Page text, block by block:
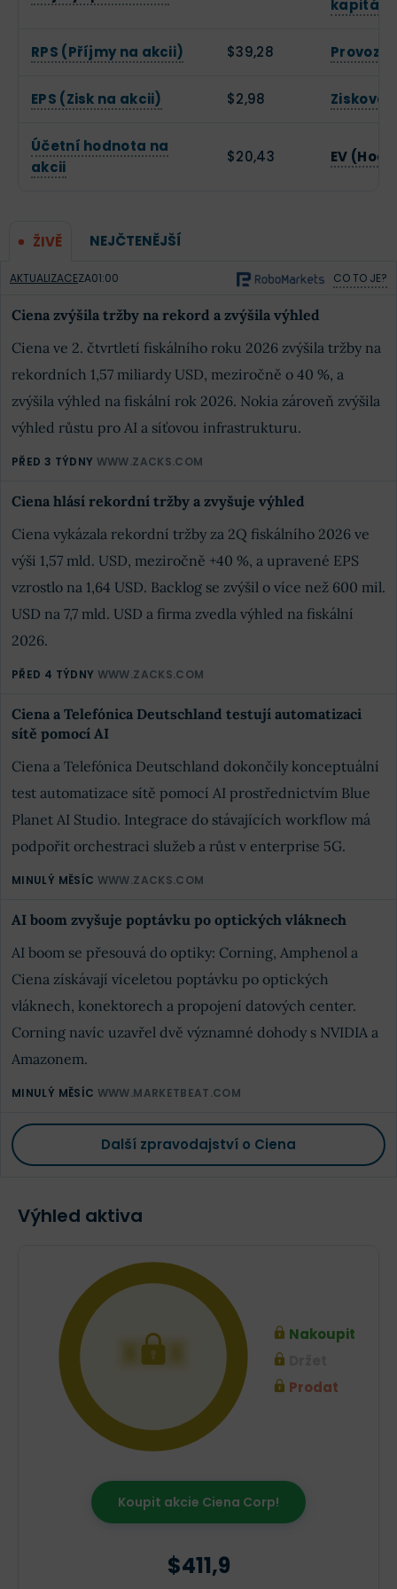
kapitálu
RPS (Příjmy na akcii) $39,28
EPS (Zisk na akcii) $2,98 Zisková
Účetní hodnota na
akcii
$20,43 EV
ŽIVĚ NEJČTENĚJŠÍ
AKTUALIZACEZA01:00 CO TO JE?
Ciena zvýšila tržby na rekord a zvýšila výhled
Ciena ve 2. čtvrtletí fiskálního roku 2026 zvýšila tržby na
rekordních 1,57 miliardy USD, meziročně o 40 %, a
zvýšila výhled na fiskální rok 2026. Nokia zároveň zvýšila
výhled růstu pro AI a síťovou infrastrukturu.
PŘED 3 TÝDNY WWW.ZACKS.COM
Ciena hlásí rekordní tržby a zvyšuje výhled
Ciena vykázala rekordní tržby za 2Q fiskálního 2026 ve
výši 1,57 mld. USD, meziročně +40 %, a upravené EPS
vzrostlo na 1,64 USD. Backlog se zvýšil o více než 600 mil.
USD na 7,7 mld. USD a firma zvedla výhled na fiskální
2026.
PŘED 4 TÝDNY WWW.ZACKS.COM
Ciena a Telefónica Deutschland testují automatizaci
sítě pomocí AI
Ciena a Telefónica Deutschland dokončily konceptuální
test automatizace sítě pomocí AI prostřednictvím Blue
Planet AI Studio. Integrace do stávajících workflow má
podpořit orchestraci služeb a růst v enterprise 5G.
MINULÝ MĚSÍC WWW.ZACKS.COM
AI boom zvyšuje poptávku po optických vláknech
AI boom se přesouvá do optiky: Corning, Amphenol a
Ciena získávají víceletou poptávku po optických
vláknech, konektorech a propojení datových center.
Corning navíc uzavřel dvě významné dohody s NVIDIA a
Amazonem.
MINULÝ MĚSÍC WWW.MARKETBEAT.COM
Další zpravodajství o Ciena
Výhled aktiva
XXX
Nakoupit
Prodat
Koupit akcie Ciena Corp!
$411,9